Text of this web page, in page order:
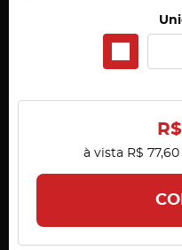
à vista R$ 77,60